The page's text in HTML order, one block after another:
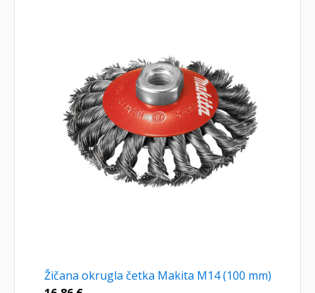
Žičana okrugla četka Makita M14 (100 mm)